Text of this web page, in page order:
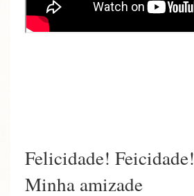
Felicidade! Feicidade!
Minha amizade